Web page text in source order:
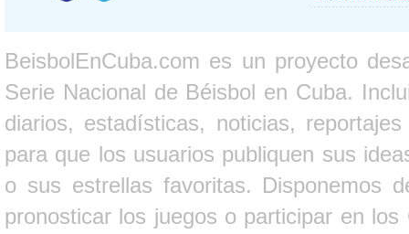
BeisbolEnCuba.com es un proyecto
Serie Nacional de Béisbol en Cuba.
diarios, estadísticas, noticias,
para que los usuarios publiquen sus
o sus estrellas favoritas. Disponemos
pronosticar los juegos o participar en